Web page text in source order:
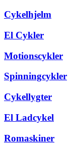
Cykelhjelm
El Cykler
Motionscykler
Spinningcykler
Cykellygter
El Ladcykel
Romaskiner